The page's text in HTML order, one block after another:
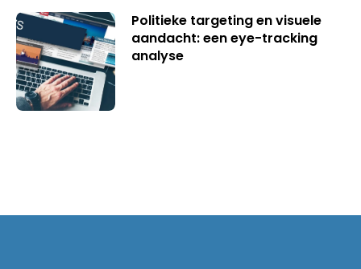
Politieke targeting en visuele
aandacht: een eye-tracking
analyse